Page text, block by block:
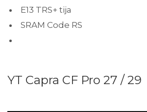
E13 TRS+ tija
SRAM Code RS
YT Capra CF Pro 27 / 29